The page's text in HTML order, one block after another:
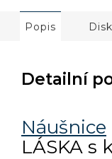
Popis
Detailní
Náušnice
LÁSKA s